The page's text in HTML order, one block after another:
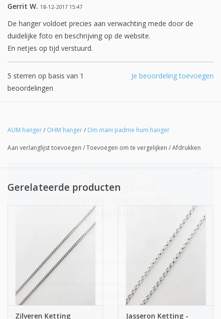
Gerrit W. 18-12-2017 15:47
De hanger voldoet precies aan verwachting mede door de
duidelijke foto en beschrijving op de website.
En netjes op tijd verstuurd.
Je beoordeling toevoegen
5 sterren op basis van 1
beoordelingen
AUM hanger/ OHM hanger/ Om mani padme hum hanger
Aan verlanglijst toevoegen /Toevoegen om te vergelijken /Afdrukken
Gerelateerde producten
Zilveren Ketting Jasseron Ketting -
De eerstvolgende
augustus
Ik ben afwezig t/m 10 augustus.
De vermelding: -verzending op iedere dinsdag-
vervalt tijdeijk.